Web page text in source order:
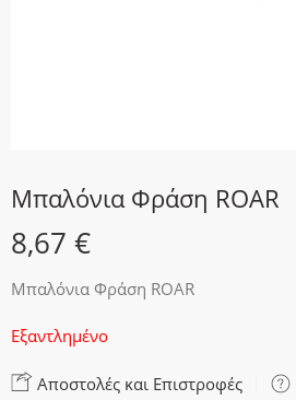
Μπαλόνια Φράση ROAR
8,67 €
Μπαλόνια Φράση ROAR
Εξαντλημένο
Αποστολές και Επιστροφές